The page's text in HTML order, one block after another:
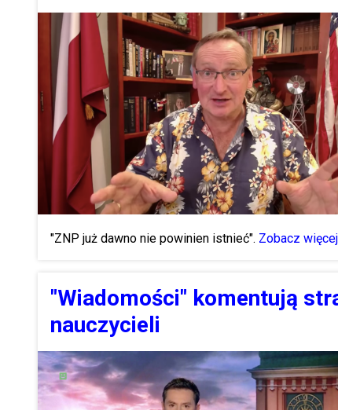
"ZNP już dawno nie powinien istnieć". Zobacz
"Wiadomości" komentują
nauczycieli